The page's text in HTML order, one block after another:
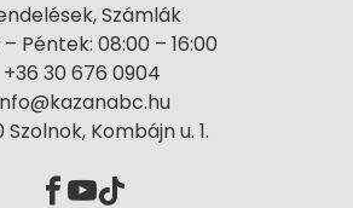
Számlák
Péntek: 08:00 – 16:00
+36 30 676 0904
Szolnok, Kombájn u. 1.